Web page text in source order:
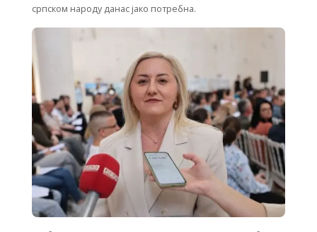
српском народу данас јако потребна.